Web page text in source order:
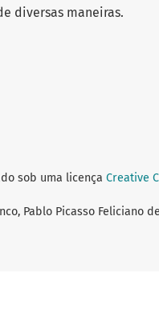
diversas maneiras.
sob uma licença Creative
Pablo Picasso Feliciano